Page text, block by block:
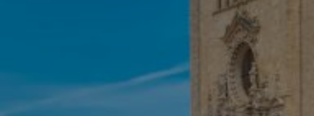
Aquestes cookies són utilitzades per emmagatzemar
informació sobre les preferències i les eleccions personals
de l'usuari a través de l'observació continuada dels seus
hàbits de navegació. Gràcies a elles, podem conèixer els
hàbits de navegació al lloc web i mostrar publicitat
relacionada amb el perfil de navegació de l'usuari.